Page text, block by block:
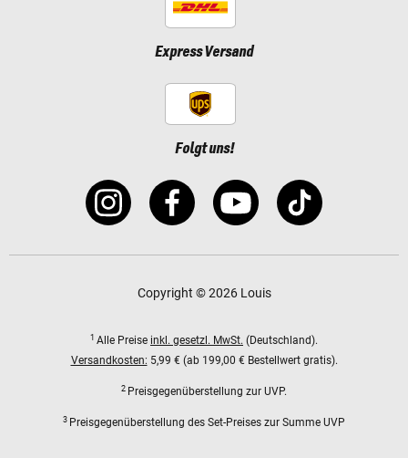
Express Versand
Folgt uns!
Copyright © 2026 Louis
1 Alle Preise inkl. gesetzl. MwSt. (Deutschland).
Versandkosten: 5,99 € (ab 199,00 € Bestellwert gratis).
2 Preisgegenüberstellung zur UVP.
3 Preisgegenüberstellung des Set-Preises zur Summe UVP